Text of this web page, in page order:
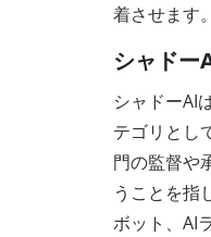
着させます。
シャドー
シャドーAI
テゴリとし
門の監督や
うことを指
ボット、AI